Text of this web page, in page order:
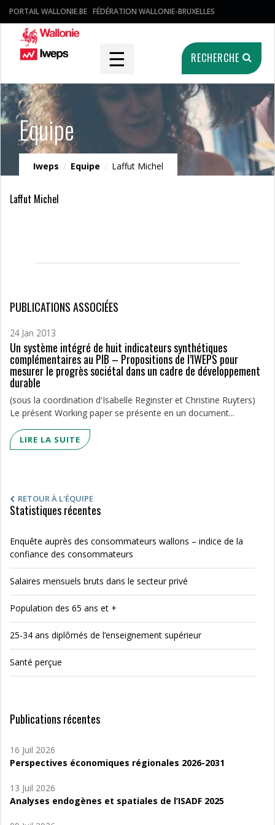
PORTAIL WALLONIE.BE FÉDÉRATION WALLONIE-BRUXELLES
☰ RECHERCHE
Equipe
Iweps / Equipe / Laffut Michel
Laffut Michel
PUBLICATIONS ASSOCIÉES
24 Jan 2013
Un système intégré de huit indicateurs synthétiques
complémentaires au PIB – Propositions de l’IWEPS pour
mesurer le progrès sociétal dans un cadre de développement
durable
(sous la coordination d'Isabelle Reginster et Christine Ruyters)
Le présent Working paper se présente en un document...
LIRE LA SUITE
RETOUR À L'ÉQUIPE
Statistiques récentes
Enquête auprès des consommateurs wallons – indice de la
confiance des consommateurs
Salaires mensuels bruts dans le secteur privé
Population des 65 ans et +
25-34 ans diplômés de l’enseignement supérieur
Santé perçue
Publications récentes
16 Juil 2026
Perspectives économiques régionales 2026-2031
13 Juil 2026
Analyses endogènes et spatiales de l’ISADF 2025